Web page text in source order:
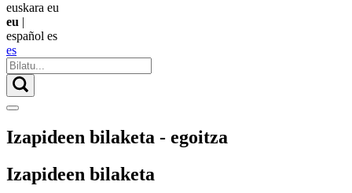
euskara eu
eu |
español es
es
Izapideen bilaketa - egoitza
Izapideen bilaketa